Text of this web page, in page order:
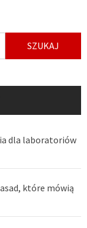
dla laboratoriów
które mówią